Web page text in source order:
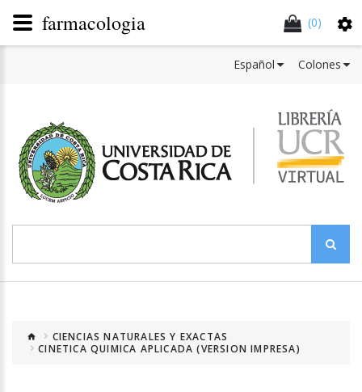
(0)
Colones
Español
CIENCIAS NATURALES Y EXACTAS
CINETICA QUIMICA APLICADA (VERSION IMPRESA)
farmacologia